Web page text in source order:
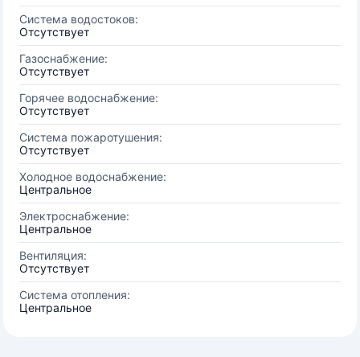
Система водостоков:
Отсутствует
Газоснабжение:
Отсутствует
Горячее водоснабжение:
Отсутствует
Система пожаротушения:
Отсутствует
Холодное водоснабжение:
Центральное
Электроснабжение:
Центральное
Вентиляция:
Отсутствует
Система отопления:
Центральное